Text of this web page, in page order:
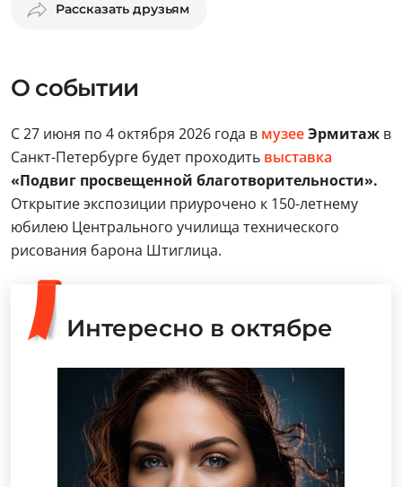
Рассказать друзьям
О событии
С 27 июня по 4 октября 2026 года в музееЭрмитаж в
Санкт-Петербурге будет проходить выставка
«Подвиг просвещенной благотворительности».
Открытие экспозиции приурочено к 150-летнему
юбилею Центрального училища технического
рисования барона Штиглица.
Интересно в октябре